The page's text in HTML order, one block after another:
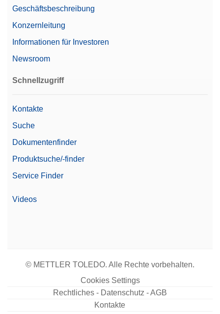
Geschäftsbeschreibung
Konzernleitung
Informationen für Investoren
Newsroom
Schnellzugriff
Kontakte
Suche
Dokumentenfinder
Produktsuche/-finder
Service Finder
Videos
© METTLER TOLEDO. Alle Rechte vorbehalten.
Cookies Settings
Rechtliches - Datenschutz - AGB
Kontakte